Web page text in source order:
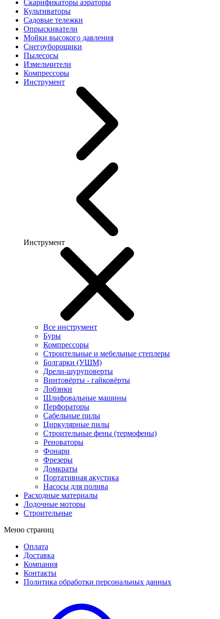
Скарификаторы аэраторы
Культиваторы
Садовые тележки
Опрыскиватели
Мойки высокого давления
Снегоуборощики
Пылесосы
Измельчители
Компрессоры
Инструмент
Инструмент
Все инструмент
Буры
Компрессоры
Строительные и мебельные степлеры
Болгарки (УШМ)
Дрели-шуруповерты
Винтовёрты - гайковёрты
Лобзики
Шлифовальные машины
Перфораторы
Сабельные пилы
Циркулярные пилы
Строительные фены (термофены)
Реноваторы
Фонари
Фрезеры
Домкраты
Портативная акустика
Насосы для полива
Расходные материалы
Лодочные моторы
Строительные
Меню страниц
Оплата
Доставка
Компания
Контакты
Политика обработки персональных данных